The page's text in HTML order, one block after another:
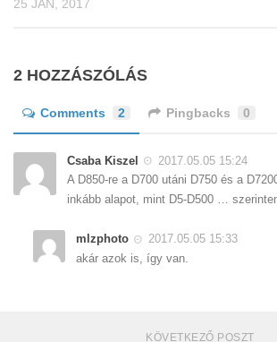
25 JAN, 2017
2 HOZZÁSZÓLÁS
Comments 2 Pingbacks 0
Csaba Kiszel
2017.05.05 15:24
A D850-re a D700 utáni D750 és a
inkább alapot, mint D5-D500 …
mlzphoto
2017.05.05 15:33
akár azok is, így van.
KÖVETKEZŐ POSZT